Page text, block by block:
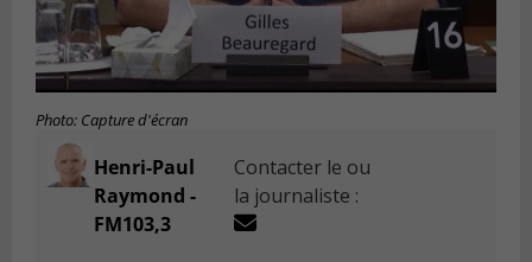
Photo: Capture d'écran
Henri-Paul
Raymond -
FM103,3
Contacter le ou
la journaliste :